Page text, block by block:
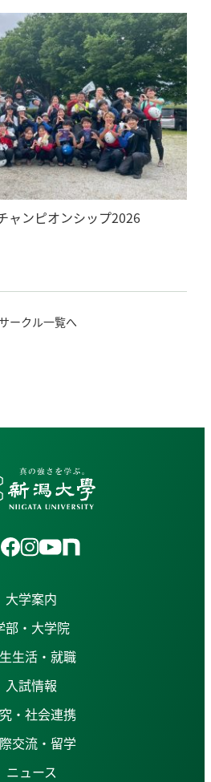
ンピオンシップ2026
サークル一覧へ
大学案内
部・大学院
生活・就職
入試情報
・社会連携
交流・留学
ニュース